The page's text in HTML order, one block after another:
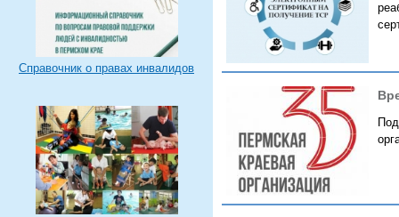
Справочник о правах инвалидов